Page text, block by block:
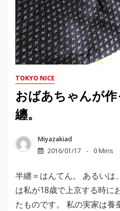
TOKYO NICE
おばあちゃんが
纏。
Miyazakiad
2016/01/17
0 Mins
半纏＝はんてん。 あるいは
は私が18歳で上京する時に
たものです。 私の実家は養